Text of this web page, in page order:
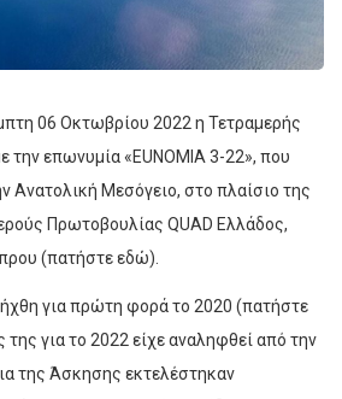
06 Οκτωβρίου 2022 η Τετραμερής
την επωνυμία «EUNOMIA 3-22», που
Ανατολική Μεσόγειο, στο πλαίσιο της
Πρωτοβουλίας QUAD Ελλάδος,
(πατήστε εδώ).
για πρώτη φορά το 2020 (πατήστε
για το 2022 είχε αναληφθεί από την
της Άσκησης εκτελέστηκαν